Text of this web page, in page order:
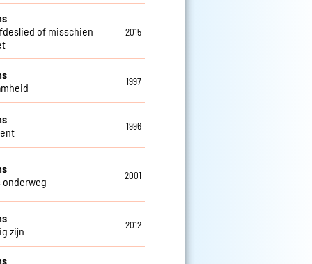
of misschien
2015
1997
1996
onderweg
2001
zijn
2012